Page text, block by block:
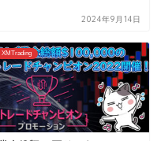
2024年9月14日
XMTrading